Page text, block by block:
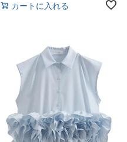
カートに入れる